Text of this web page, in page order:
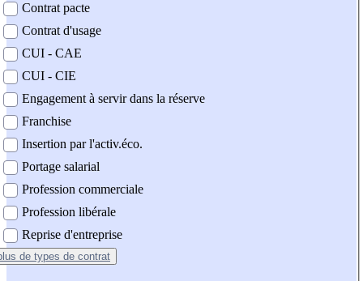
Contrat pacte
Contrat d'usage
CUI - CAE
CUI - CIE
Engagement à servir dans la réserve
Franchise
Insertion par l'activ.éco.
Portage salarial
Profession commerciale
Profession libérale
Reprise d'entreprise
de types de contrat